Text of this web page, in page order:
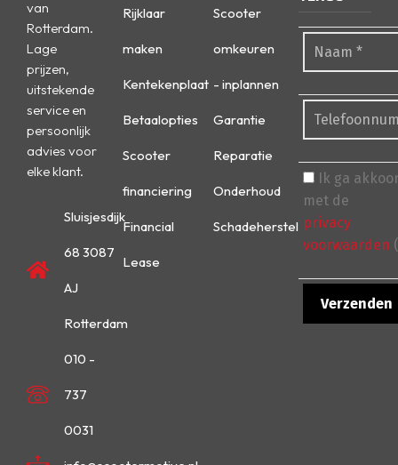
van
Rotterdam.
Lage
prijzen,
uitstekende
service en
persoonlijk
advies voor
elke klant.
Sluisjesdijk
68 3087
AJ
Rotterdam
010 -
737
0031
Rijklaar
maken
Kentekenplaat
Betaalopties
Scooter
financiering
Financial
Lease
Scooter
omkeuren
- inplannen
Garantie
Reparatie
Onderhoud
Schadeherstel
Ik ga
met de
privacy
voorwaarden